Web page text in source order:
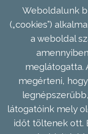
Weboldalunk
(„cookies”)
a weboldal
meglátogatta.
megérteni,
látogatóink mely
időt töltenek ott.